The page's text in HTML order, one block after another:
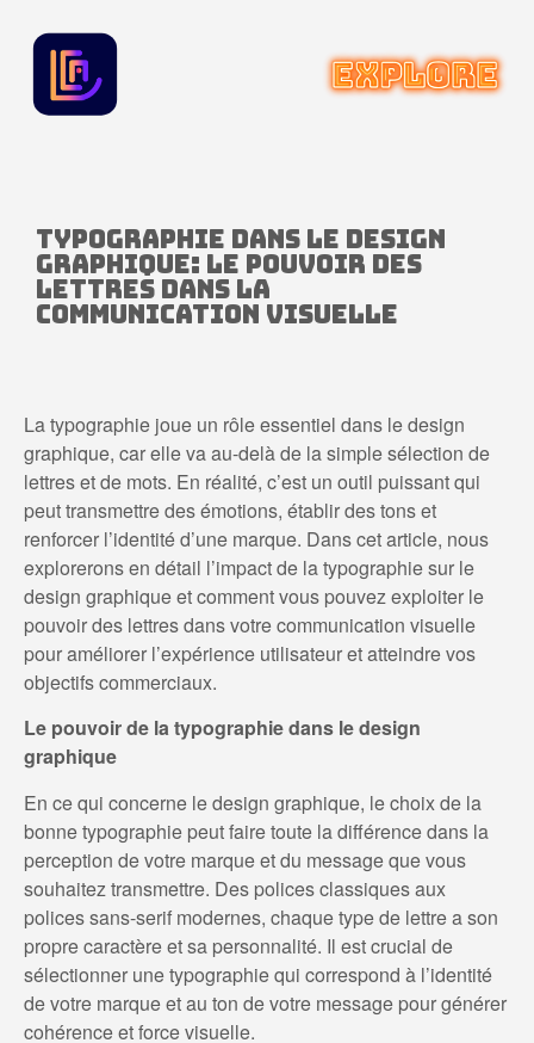
Typographie dans le design
graphique: le pouvoir des
lettres dans la
communication visuelle
La typographie joue un rôle essentiel dans le design
graphique, car elle va au-delà de la simple sélection de
lettres et de mots. En réalité, c’est un outil puissant qui
peut transmettre des émotions, établir des tons et
renforcer l’identité d’une marque. Dans cet article, nous
explorerons en détail l’impact de la typographie sur le
design graphique et comment vous pouvez exploiter le
pouvoir des lettres dans votre communication visuelle
pour améliorer l’expérience utilisateur et atteindre vos
objectifs commerciaux.
Le pouvoir de la typographie dans le design
graphique
En ce qui concerne le design graphique, le choix de la
bonne typographie peut faire toute la différence dans la
perception de votre marque et du message que vous
souhaitez transmettre. Des polices classiques aux
polices sans-serif modernes, chaque type de lettre a son
propre caractère et sa personnalité. Il est crucial de
sélectionner une typographie qui correspond à l’identité
de votre marque et au ton de votre message pour générer
cohérence et force visuelle.